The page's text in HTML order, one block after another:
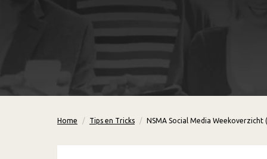
Home Tips en Tricks NSMA Social Media Weekoverzicht